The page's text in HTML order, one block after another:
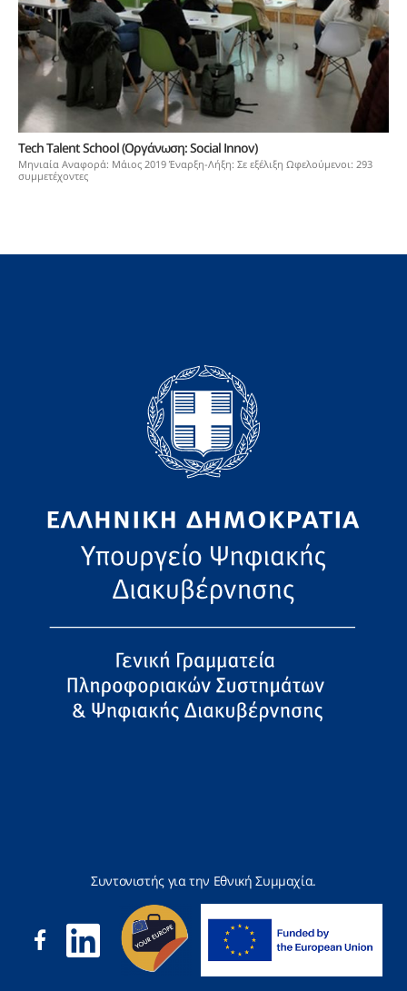
Tech Talent School (Οργάνωση: Social Innov)
Μηνιαία Αναφορά: Μάιος 2019 Έναρξη-Λήξη: Σε εξέλιξη Ωφελούμενοι: 293
συμμετέχοντες
Συντονιστής για την Εθνική Συμμαχία.